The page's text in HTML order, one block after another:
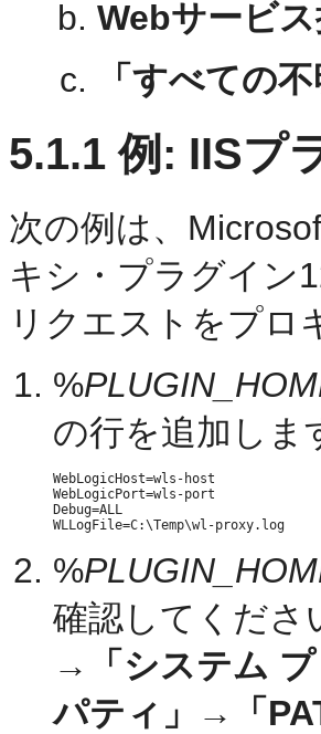
Webサービ
「すべての
5.1.1 例: IISプ
次の例は、
キシ・プラグイン
リクエストをプロ
%
の行を追加しま
WebLogicHost=wls-host
WebLogicPort=wls-port
Debug=ALL
%
確認してくださ
→
「システム
パティ」
→ 「